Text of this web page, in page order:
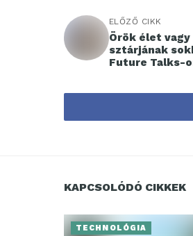
ELŐZŐ CIKK
Örök élet
sztárjának
Future Talks-
KAPCSOLÓDÓ CIKKEK
TECHNOLÓGIA